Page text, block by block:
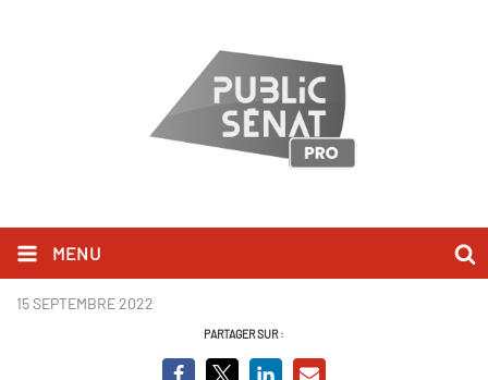
MENU
_DSC9776.jpg
15 SEPTEMBRE 2022
PARTAGER SUR :